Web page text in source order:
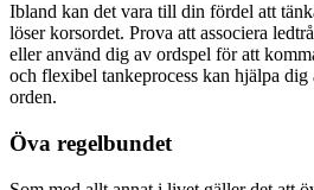
Ibland kan det vara till din fördel att
löser korsordet. Prova att associera
eller använd dig av ordspel för att
och flexibel tankeprocess kan hjälpa dig
orden.
Öva regelbundet